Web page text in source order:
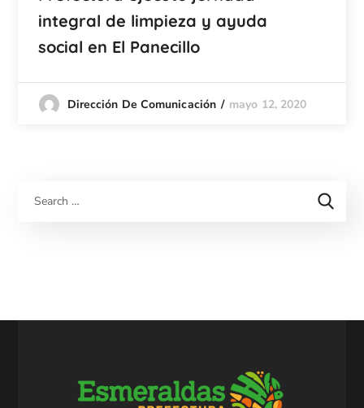
integral de limpieza y ayuda
social en El Panecillo
Dirección De Comunicación mayo 12, 2020